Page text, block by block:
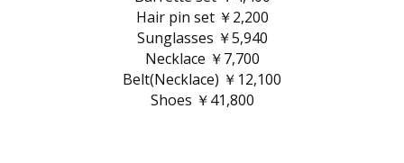
Hair pin set ￥2,200
Sunglasses ￥5,940
Necklace ￥7,700
Belt(Necklace) ￥12,100
Shoes ￥41,800